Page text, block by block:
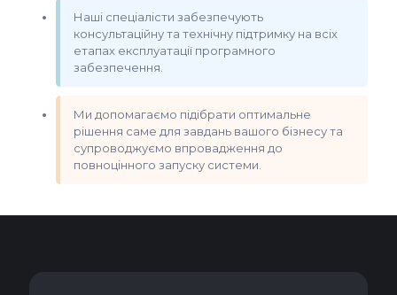
Наші спеціалісти забезпечують
консультаційну та технічну підтримку на всіх
етапах експлуатації програмного
забезпечення.
Ми допомагаємо підібрати оптимальне
рішення саме для завдань вашого бізнесу та
супроводжуємо впровадження до
повноцінного запуску системи.